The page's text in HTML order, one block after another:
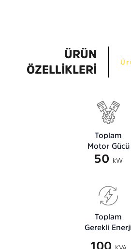
ÜRÜN
ÖZELLİKLERİ
Toplam
Motor Gücü
50 kW
Toplam
Gerekli Enerji
100 KVA